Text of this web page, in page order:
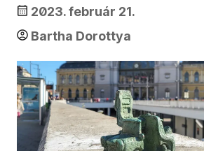
2023. február 21.
Bartha Dorottya